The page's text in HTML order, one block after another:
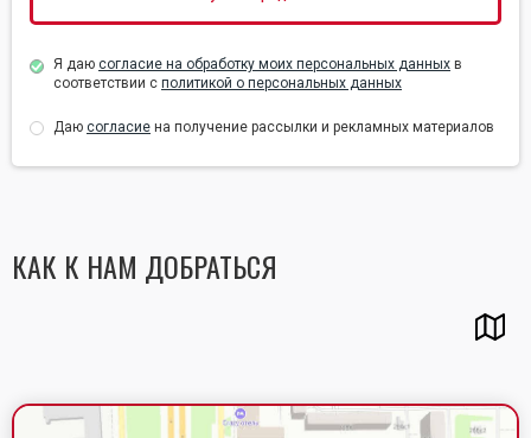
Я даю согласие на обработку моих персональных данных в
соответствии с политикой о персональных данных
Даю согласие на получение рассылки и рекламных материалов
КАК К НАМ ДОБРАТЬСЯ